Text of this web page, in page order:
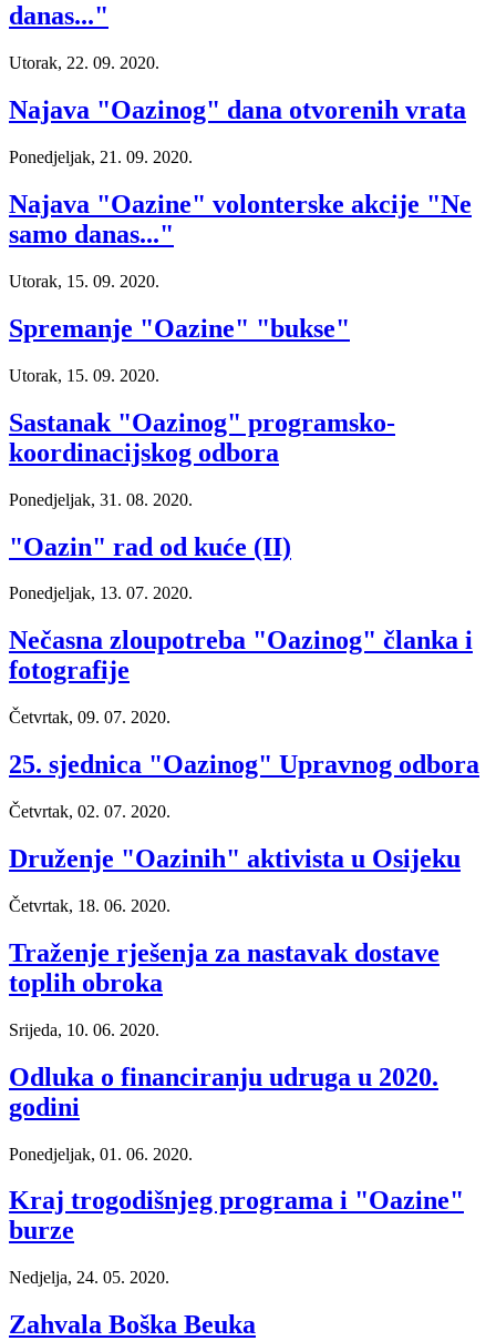
danas..."
Utorak, 22. 09. 2020.
Najava "Oazinog" dana otvorenih vrata
Ponedjeljak, 21. 09. 2020.
Najava "Oazine" volonterske akcije "Ne
samo danas..."
Utorak, 15. 09. 2020.
Spremanje "Oazine" "bukse"
Utorak, 15. 09. 2020.
Sastanak "Oazinog" programsko-
koordinacijskog odbora
Ponedjeljak, 31. 08. 2020.
"Oazin" rad od kuće (II)
Ponedjeljak, 13. 07. 2020.
Nečasna zloupotreba "Oazinog" članka i
fotografije
Četvrtak, 09. 07. 2020.
25. sjednica "Oazinog" Upravnog odbora
Četvrtak, 02. 07. 2020.
Druženje "Oazinih" aktivista u Osijeku
Četvrtak, 18. 06. 2020.
Traženje rješenja za nastavak dostave
toplih obroka
Srijeda, 10. 06. 2020.
Odluka o financiranju udruga u 2020.
godini
Ponedjeljak, 01. 06. 2020.
Kraj trogodišnjeg programa i "Oazine"
burze
Nedjelja, 24. 05. 2020.
Zahvala Boška Beuka